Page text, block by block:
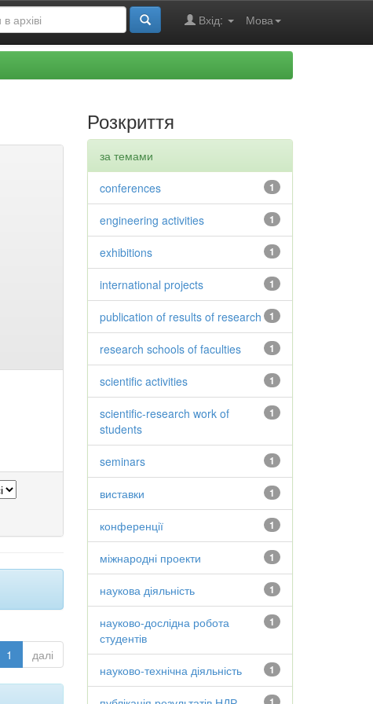
Мова
Вхід:
1 далі
Розкриття
за темами
1
conferences
1
engineering activities
1
exhibitions
1
international projects
1
publication of results of research
1
research schools of faculties
1
scientific activities
1
scientific-research work of
students
1
seminars
1
виставки
1
конференції
1
міжнародні проекти
1
наукова діяльність
1
науково-дослідна робота
студентів
1
науково-технічна діяльність